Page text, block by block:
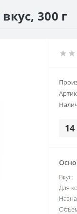
300 г
Вкус:
Для